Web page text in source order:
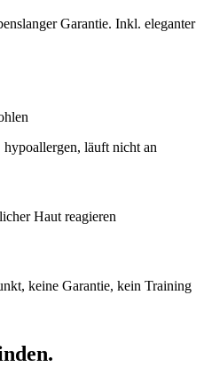
Garantie. Inkl. eleganter
läuft nicht an
Haut reagieren
keine Garantie, kein Training